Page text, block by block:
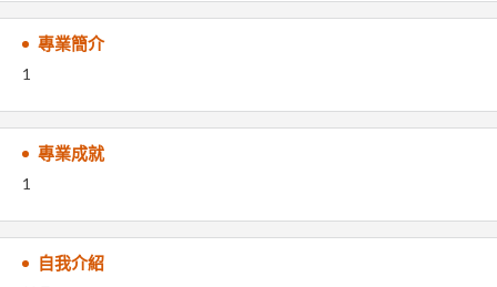
專業簡介
1
專業成就
1
自我介紹